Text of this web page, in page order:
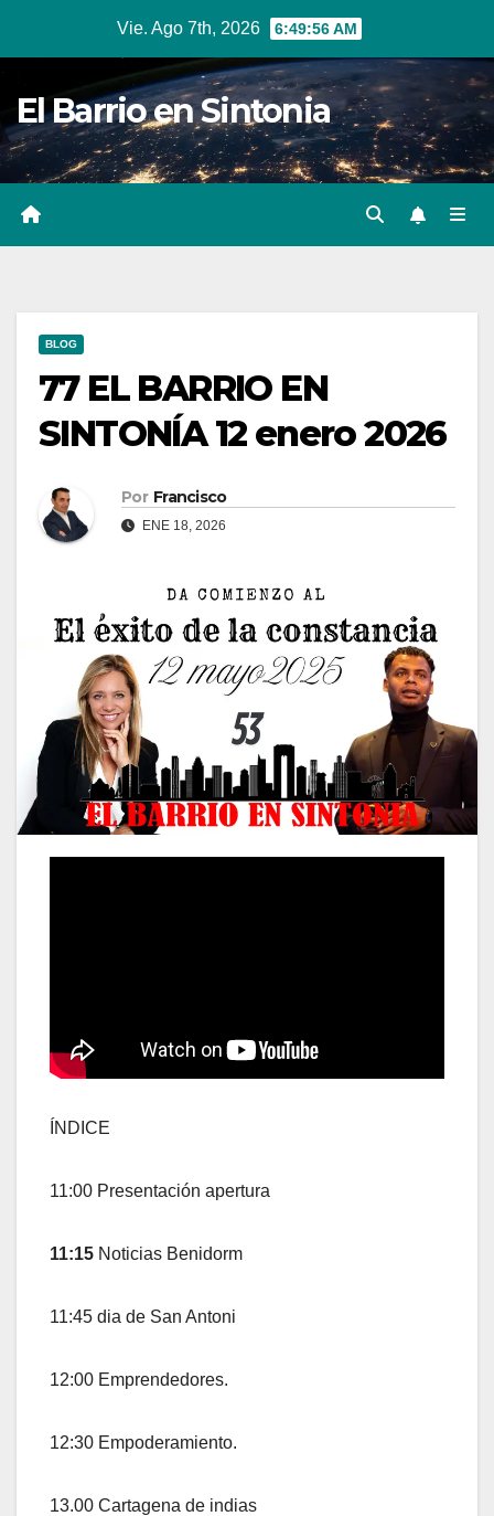
Vie. Ago 7th, 2026 6:49:57 AM
El Barrio en Sintonia
BLOG
77 EL BARRIO EN
SINTONÍA 12 enero 2026
Por Francisco
ENE 18, 2026
ÍNDICE
11:00 Presentación apertura
11:15 Noticias Benidorm
11:45 dia de San Antoni
12:00 Emprendedores.
12:30 Empoderamiento.
13.00 Cartagena de indias